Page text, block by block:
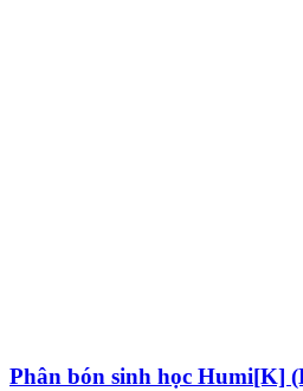
Phân bón sinh học Humi[K]